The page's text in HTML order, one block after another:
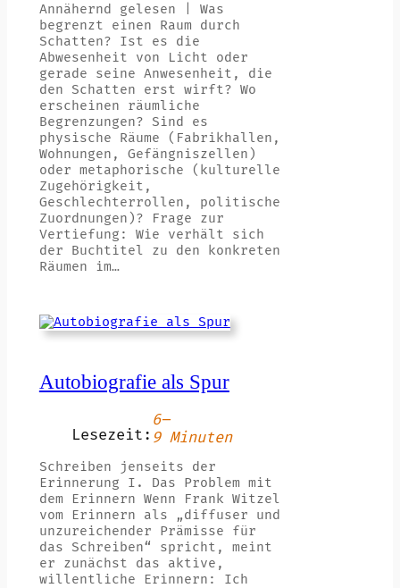
Annähernd gelesen | Was
begrenzt einen Raum durch
Schatten? Ist es die
Abwesenheit von Licht oder
gerade seine Anwesenheit, die
den Schatten erst wirft? Wo
erscheinen räumliche
Begrenzungen? Sind es
physische Räume (Fabrikhallen,
Wohnungen, Gefängniszellen)
oder metaphorische (kulturelle
Zugehörigkeit,
Geschlechterrollen, politische
Zuordnungen)? Frage zur
Vertiefung: Wie verhält sich
der Buchtitel zu den konkreten
Räumen im…
Autobiografie als Spur
Lesezeit:
6–
9 Minuten
Schreiben jenseits der
Erinnerung I. Das Problem mit
dem Erinnern Wenn Frank Witzel
vom Erinnern als „diffuser und
unzureichender Prämisse für
das Schreiben“ spricht, meint
er zunächst das aktive,
willentliche Erinnern: Ich